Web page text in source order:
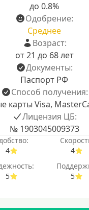
до 0.8%
Одобрение:
Среднее
Возраст:
от 21 до 68 лет
Документы:
Паспорт РФ
Способ получения:
карты Visa,
Лицензия ЦБ:
№ 1903045009373
4
4
5
5